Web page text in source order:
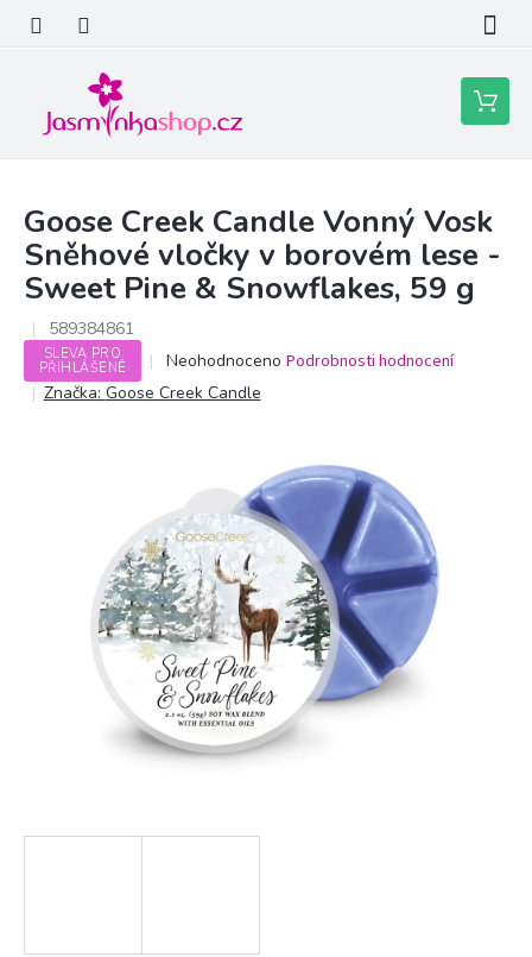
obsah
Nákupní
košík
Goose Creek Candle Vonný Vosk
Sněhové vločky v borovém lese -
Sweet Pine & Snowflakes, 59 g
589384861
SLEVA PRO
PŘIHLÁŠENÉ
Průměrné
hodnocení
produktu
hvězdiček.
Neohodnoceno Podrobnosti hodnocení
Značka: Goose Creek Candle